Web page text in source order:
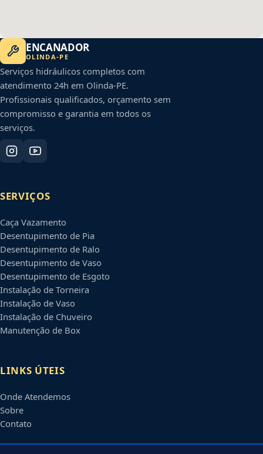
ENCANADOR
OLINDA-PE
Serviços hidráulicos completos com
atendimento 24h em Olinda-PE.
Profissionais qualificados, orçamento sem
compromisso e garantia em todos os
serviços.
SERVIÇOS
Caça Vazamento
Desentupimento de Pia
Desentupimento de Ralo
Desentupimento de Vaso
Desentupimento de Esgoto
Instalação de Torneira
Instalação de Vaso
Instalação de Chuveiro
Manutenção de Box
LINKS ÚTEIS
Onde Atendemos
Sobre
Contato